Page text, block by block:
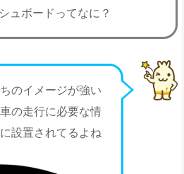
ュボードってなに？
のイメージが強い
の走行に必要な情
設置されてるよね